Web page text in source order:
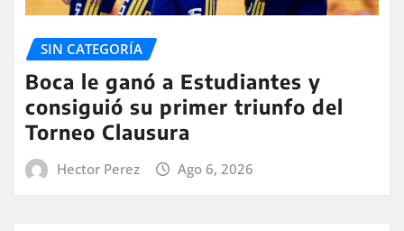
SIN CATEGORÍA
Boca le ganó a Estudiantes y
consiguió su primer triunfo del
Torneo Clausura
Hector Perez Ago 6, 2026